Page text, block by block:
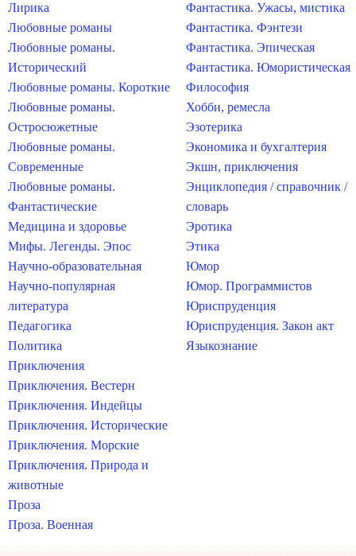
Лирика
Любовные романы
Любовные романы.
Исторический
Любовные романы. Короткие
Любовные романы.
Остросюжетные
Любовные романы.
Современные
Любовные романы.
Фантастические
Медицина и здоровье
Мифы. Легенды. Эпос
Научно-образовательная
Научно-популярная
литература
Педагогика
Политика
Приключения
Приключения. Вестерн
Приключения. Индейцы
Приключения. Исторические
Приключения. Морские
Приключения. Природа и
животные
Проза
Проза. Военная
Фантастика. Ужасы, мистика
Фантастика. Фэнтези
Фантастика. Эпическая
Фантастика. Юмористическая
Философия
Хобби, ремесла
Эзотерика
Экономика и бухгалтерия
Экшн, приключения
Энциклопедия / справочник /
словарь
Эротика
Этика
Юмор
Юмор. Программистов
Юриспруденция
Юриспруденция. Закон акт
Языкознание